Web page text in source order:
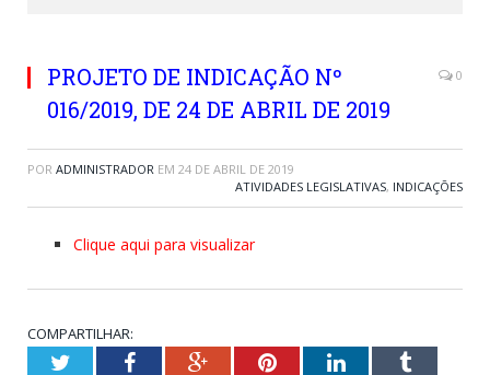
PROJETO DE INDICAÇÃO Nº
016/2019, DE 24 DE ABRIL DE 2019
0
POR ADMINISTRADOR EM 24 DE ABRIL DE 2019
ATIVIDADES LEGISLATIVAS, INDICAÇÕES
Clique aqui para visualizar
COMPARTILHAR:
TwitterFacebookGoogle+PinterestLinkedInTumblr